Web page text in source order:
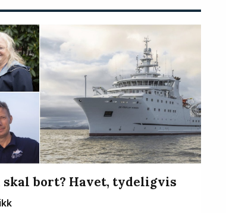
skal bort? Havet, tydeligvis